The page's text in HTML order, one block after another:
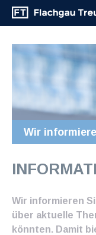
Wir
Wir informieren
über aktuelle
könnten. Damit